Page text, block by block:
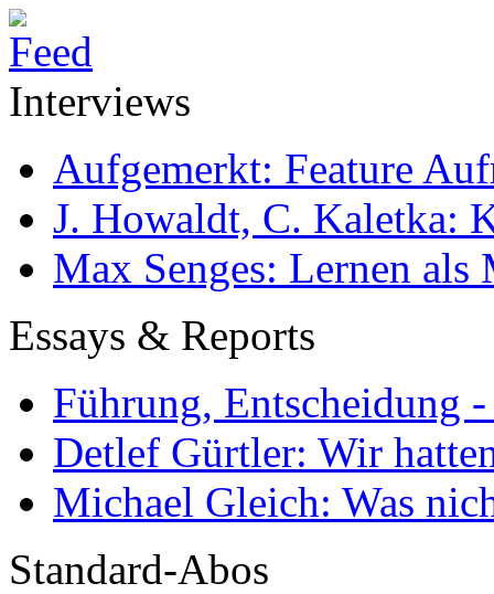
Interviews
Aufgemerkt: Feature
J. Howaldt, C. Kaletka:
Max Senges: Lernen als
Essays & Reports
Führung, Entscheidung
Detlef Gürtler: Wir
Michael Gleich: Was
Standard-Abos